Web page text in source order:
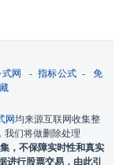
网 -指标公式 -免
网均来源互联网收集整
我们将做删除处理
，不保障实时性和真实
进行股票交易，由此引